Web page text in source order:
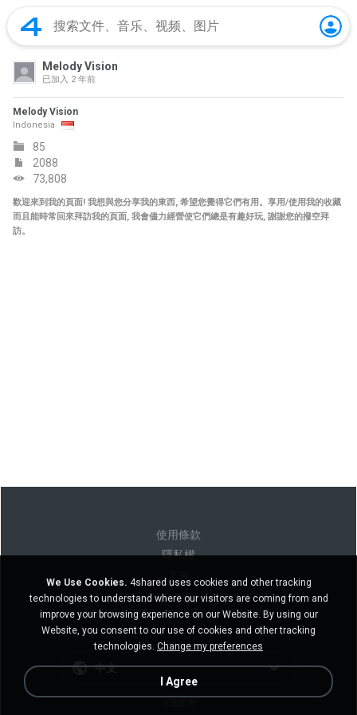
Melody Vision
已加入 2 年前
Melody Vision
Indonesia
85
2088
73,808
歡迎來到我的頁面! 我想與您分享我的東西, 希望您覺得它們有用。享用/使用我的收藏
而且能時常回來拜訪我的頁面, 我會儘力經營使它們總是有趣好玩, 謝謝您的撥空拜
訪。
使用條款
隱私權
Do not sell my personal information
Do not share my personal information
中文
We Use Cookies. 4shared uses cookies and other tracking
technologies to understand where our visitors are coming from and
improve your browsing experience on our Website. By using our
Website, you consent to our use of cookies and other tracking
technologies. Change my preferences
I Agree